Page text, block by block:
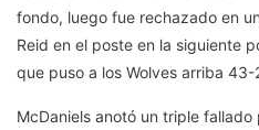
fondo, luego fue rechazado en
Reid en el poste en la siguiente
que puso a los Wolves arriba 43-
McDaniels anotó un triple